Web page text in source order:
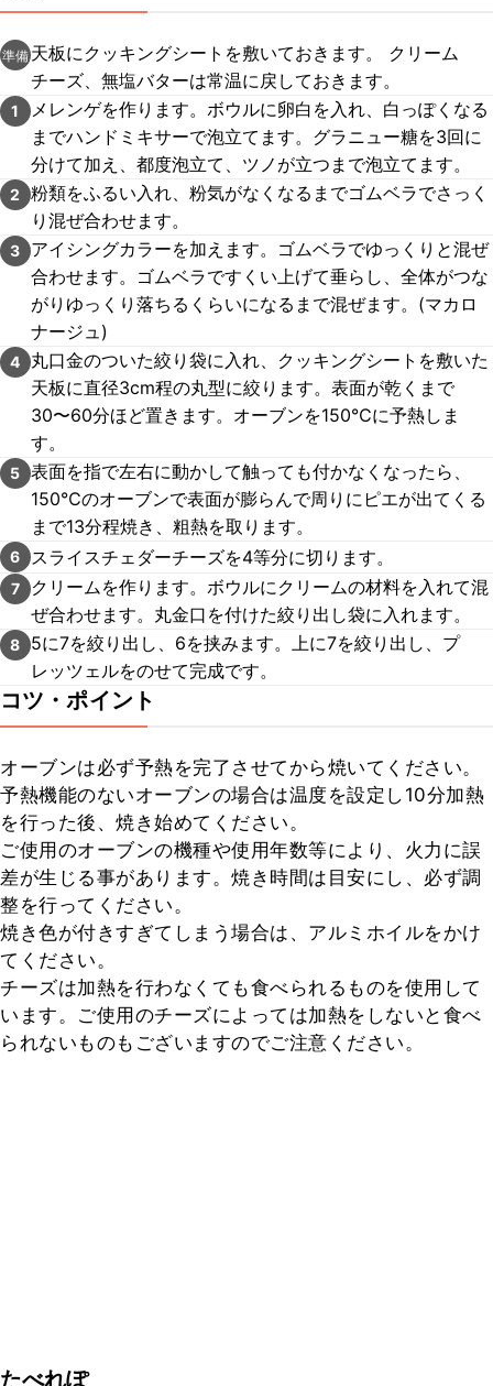
準備 天板にクッキングシートを敷いておきます。 クリーム
チーズ、無塩バターは常温に戻しておきます。
1
メレンゲを作ります。ボウルに卵白を入れ、白っぽくなる
までハンドミキサーで泡立てます。グラニュー糖を3回に
分けて加え、都度泡立て、ツノが立つまで泡立てます。
2
粉類をふるい入れ、粉気がなくなるまでゴムベラでさっく
り混ぜ合わせます。
3
アイシングカラーを加えます。ゴムベラでゆっくりと混ぜ
合わせます。ゴムベラですくい上げて垂らし、全体がつな
がりゆっくり落ちるくらいになるまで混ぜます。(マカロ
ナージュ)
4
丸口金のついた絞り袋に入れ、クッキングシートを敷いた
天板に直径3cm程の丸型に絞ります。表面が乾くまで
30〜60分ほど置きます。オーブンを150℃に予熱しま
す。
5 表面を指で左右に動かして触っても付かなくなったら、
150℃のオーブンで表面が膨らんで周りにピエが出てくる
まで13分程焼き、粗熱を取ります。
6 スライスチェダーチーズを4等分に切ります。
7
クリームを作ります。ボウルにクリームの材料を入れて混
ぜ合わせます。丸金口を付けた絞り出し袋に入れます。
8
5に7を絞り出し、6を挟みます。上に7を絞り出し、プ
レッツェルをのせて完成です。
コツ・ポイント
オーブンは必ず予熱を完了させてから焼いてください。
予熱機能のないオーブンの場合は温度を設定し10分加熱
を行った後、焼き始めてください。
ご使用のオーブンの機種や使用年数等により、火力に誤
差が生じる事があります。焼き時間は目安にし、必ず調
整を行ってください。
焼き色が付きすぎてしまう場合は、アルミホイルをかけ
てください。
チーズは加熱を行わなくても食べられるものを使用して
います。ご使用のチーズによっては加熱をしないと食べ
られないものもございますのでご注意ください。
たべれぽ